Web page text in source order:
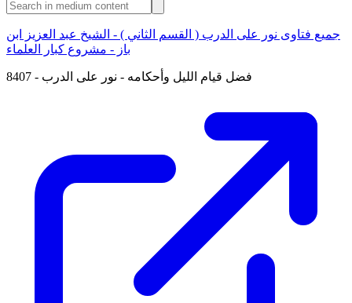
جميع فتاوى نور على الدرب ( القسم الثاني ) - الشيخ عبد العزيز ابن
باز - مشروع كبار العلماء
8407 - فضل قيام الليل وأحكامه - نور على الدرب